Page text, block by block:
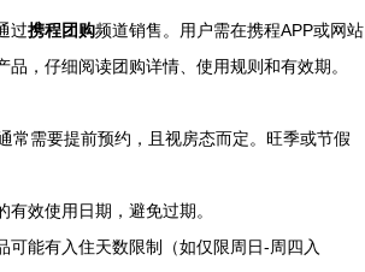
过携程团购频道销售。用户需在携程APP或网站
品，仔细阅读团购详情、使用规则和有效期。
常需要提前预约，且视房态而定。旺季或节假
有效使用日期，避免过期。
可能有入住天数限制（如仅限周日-周四入